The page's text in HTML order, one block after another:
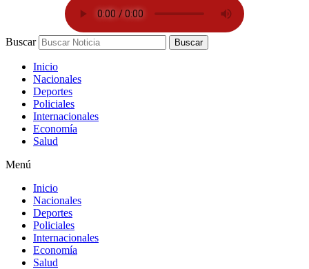
Buscar Buscar
Inicio
Nacionales
Deportes
Policiales
Internacionales
Economía
Salud
Menú
Inicio
Nacionales
Deportes
Policiales
Internacionales
Economía
Salud